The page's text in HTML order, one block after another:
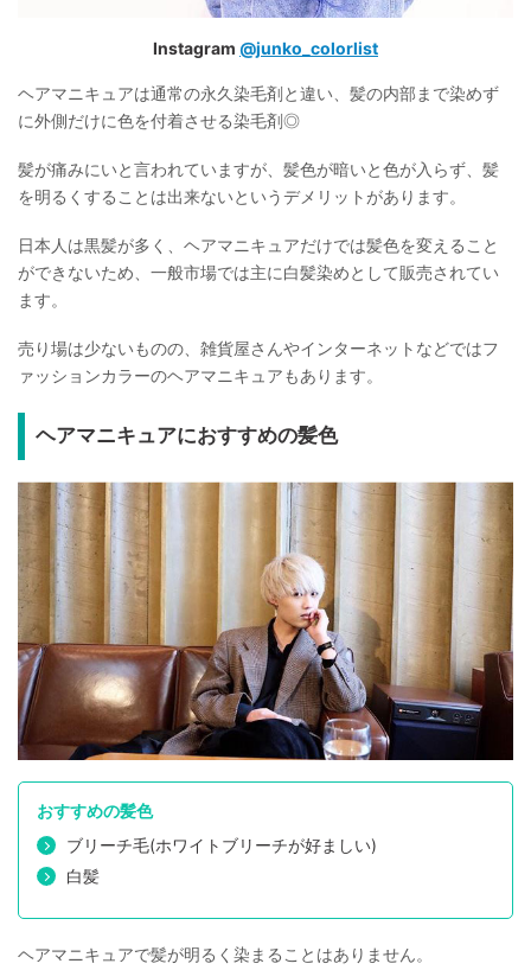
Instagram @junko_colorlist
ヘアマニキュアは通常の永久染毛剤と違い、髪の内部まで染めず
に外側だけに色を付着させる染毛剤◎
髪が痛みにいと言われていますが、髪色が暗いと色が入らず、髪
を明るくすることは出来ないというデメリットがあります。
日本人は黒髪が多く、ヘアマニキュアだけでは髪色を変えること
ができないため、一般市場では主に白髪染めとして販売されてい
ます。
売り場は少ないものの、雑貨屋さんやインターネットなどではフ
ァッションカラーのヘアマニキュアもあります。
ヘアマニキュアにおすすめの髪色
おすすめの髪色
ブリーチ毛(ホワイトブリーチが好ましい)
白髪
ヘアマニキュアで髪が明るく染まることはありません。